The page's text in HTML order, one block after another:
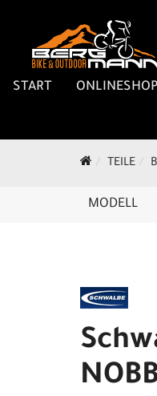
START ONLINESHOP
TEILE
MODELL